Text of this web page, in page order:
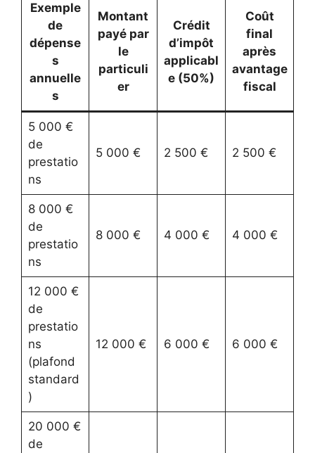
Exemple
de
dépense
s
annuelle
s
Montant
payé par
le
particuli
er
Crédit
d’impôt
applicabl
e (50%)
Coût
final
après
avantage
fiscal
5 000 €
de
prestatio
ns
5 000 € 2 500 € 2 500 €
8 000 €
de
prestatio
ns
8 000 € 4 000 € 4 000 €
12 000 €
de
prestatio
ns
(plafond
standard
)
12 000 € 6 000 € 6 000 €
20 000 €
de